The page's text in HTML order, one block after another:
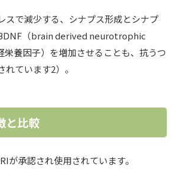
スで減少する、シナプス形成とシナプ
（brain derived neurotrophic
養因子）を増加させることも、抗うつ
ています2）。
と比較
が承認され使用されています。